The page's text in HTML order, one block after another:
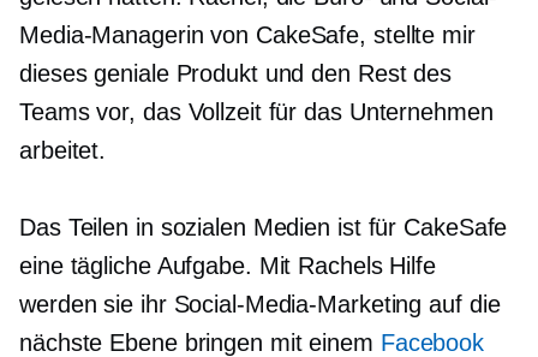
Media-Managerin von CakeSafe, stellte mir
dieses geniale Produkt und den Rest des
Teams vor, das Vollzeit für das Unternehmen
arbeitet.
Das Teilen in sozialen Medien ist für CakeSafe
eine tägliche Aufgabe. Mit Rachels Hilfe
werden sie ihr Social-Media-Marketing auf die
nächste Ebene bringen mit einem Facebook